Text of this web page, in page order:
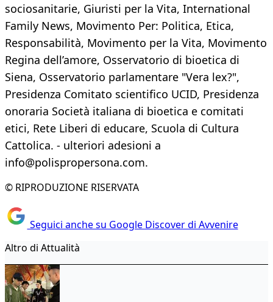
sociosanitarie, Giuristi per la Vita, International
Family News, Movimento Per: Politica, Etica,
Responsabilità, Movimento per la Vita, Movimento
Regina dell’amore, Osservatorio di bioetica di
Siena, Osservatorio parlamentare "Vera lex?",
Presidenza Comitato scientifico UCID, Presidenza
onoraria Società italiana di bioetica e comitati
etici, Rete Liberi di educare, Scuola di Cultura
Cattolica. - ulteriori adesioni a
info@polispropersona.com.
© RIPRODUZIONE RISERVATA
Seguici anche su Google Discover di Avvenire
Altro di Attualità